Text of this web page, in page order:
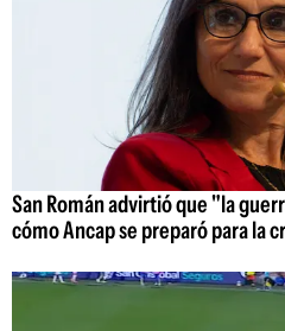
San Román advirtió que "la
cómo Ancap se preparó para la